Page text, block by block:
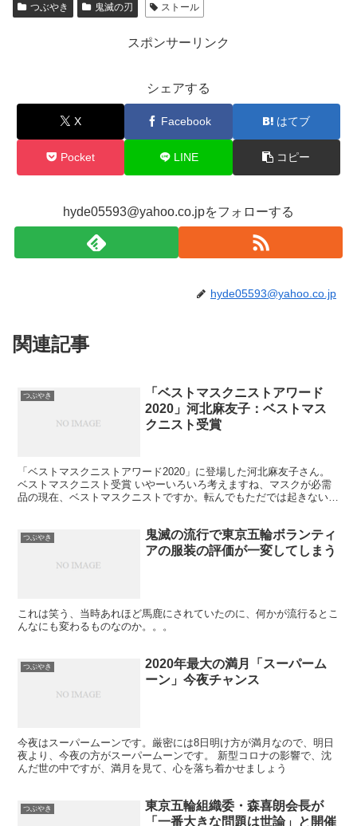
つぶやき 鬼滅の刃 ストール
スポンサーリンク
シェアする
X Facebook はてブ
Pocket LINE コピー
hyde05593@yahoo.co.jpをフォローする
hyde05593@yahoo.co.jp
関連記事
つぶやき
「ベストマスクニストアワード
2020」河北麻友子：ベストマス
クニスト受賞
「ベストマスクニストアワード2020」に登場した河北麻友子さん。
ベストマスクニスト受賞 いやーいろいろ考えますね、マスクが必需
品の現在、ベストマスクニストですか。転んでもただでは起きないで
つぶやき
鬼滅の流行で東京五輪ボランティ
アの服装の評価が一変してしまう
これは笑う、当時あれほど馬鹿にされていたのに、何かが流行るとこ
んなにも変わるものなのか。。。
つぶやき
2020年最大の満月「スーパーム
ーン」今夜チャンス
今夜はスーパームーンです。厳密には8日明け方が満月なので、明日
夜より、今夜の方がスーパームーンです。 新型コロナの影響で、沈
んだ世の中ですが、満月を見て、心を落ち着かせましょう
つぶやき
東京五輪組織委・森喜朗会長が
「一番大きな問題は世論」と開催